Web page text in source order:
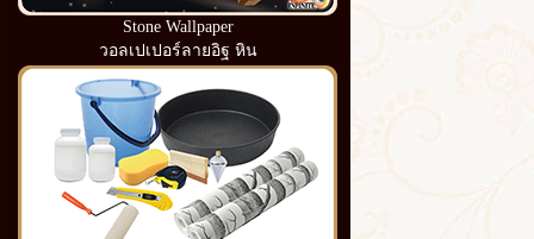
Stone Wallpaper
วอลเปเปอร์ลายอิฐ หิน